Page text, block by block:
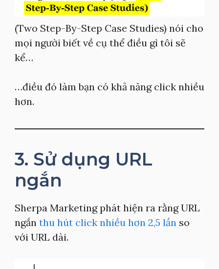
(Two Step-By-Step Case Studies) nói cho
mọi người biết về cụ thể điều gì tôi sẽ
kể…
…điều đó làm bạn có khả năng click nhiều
hơn.
3. Sử dụng URL
ngắn
Sherpa Marketing phát hiện ra rằng URL
ngắn thu hút click nhiều hơn 2,5 lần so
với URL dài.